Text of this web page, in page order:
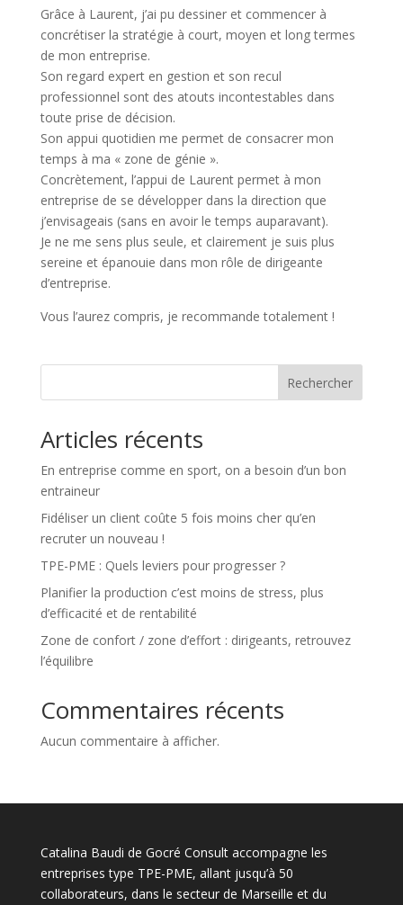
Grâce à Laurent, j’ai pu dessiner et commencer à
concrétiser la stratégie à court, moyen et long termes
de mon entreprise.
Son regard expert en gestion et son recul
professionnel sont des atouts incontestables dans
toute prise de décision.
Son appui quotidien me permet de consacrer mon
temps à ma « zone de génie ».
Concrètement, l’appui de Laurent permet à mon
entreprise de se développer dans la direction que
j’envisageais (sans en avoir le temps auparavant).
Je ne me sens plus seule, et clairement je suis plus
sereine et épanouie dans mon rôle de dirigeante
d’entreprise.
Vous l’aurez compris, je recommande totalement !
Rechercher
Articles récents
En entreprise comme en sport, on a besoin d’un bon
entraineur
Fidéliser un client coûte 5 fois moins cher qu’en
recruter un nouveau !
TPE-PME : Quels leviers pour progresser ?
Planifier la production c’est moins de stress, plus
d’efficacité et de rentabilité
Zone de confort / zone d’effort : dirigeants, retrouvez
l’équilibre
Commentaires récents
Aucun commentaire à afficher.
Catalina Baudi de Gocré Consult accompagne les
entreprises type TPE-PME, allant jusqu’à 50
collaborateurs, dans le secteur de Marseille et du